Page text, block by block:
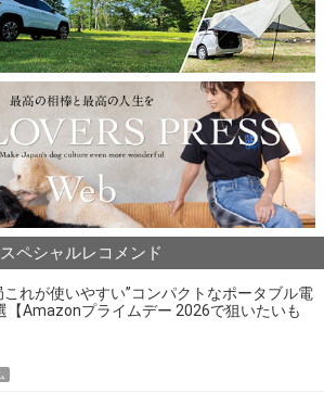
スペシャルレコメンド
これが使いやすい”コンパクトなポータブル電
【Amazonプライムデー 2026で狙いたいも